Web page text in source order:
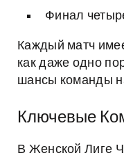
Финал
Каждый матч
как даже одно
шансы команды
Ключевые
В Женской Лиге